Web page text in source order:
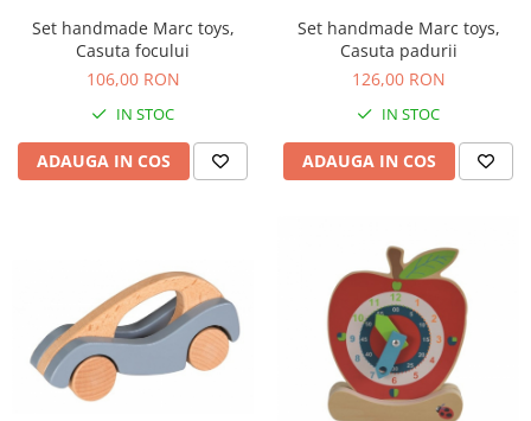
Set handmade Marc toys,
Casuta focului
106,00 RON
IN STOC
ADAUGA IN COS
Set handmade Marc toys,
Casuta padurii
126,00 RON
IN STOC
ADAUGA IN COS